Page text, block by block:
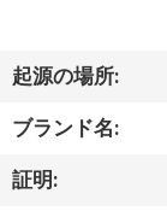
ダ
ク
ト
起源の場所:
ブランド名:
証明: